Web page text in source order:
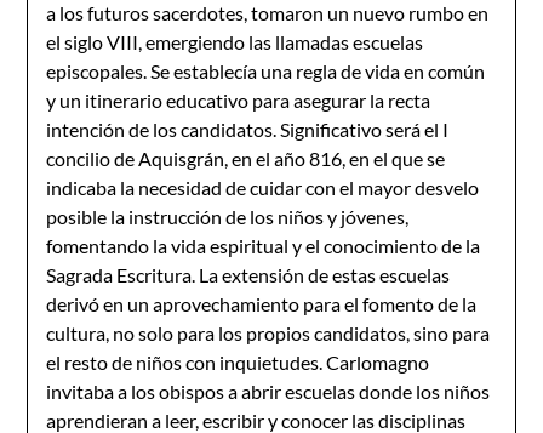
a los futuros sacerdotes, tomaron un nuevo rumbo en
el siglo VIII, emergiendo las llamadas escuelas
episcopales. Se establecía una regla de vida en común
y un itinerario educativo para asegurar la recta
intención de los candidatos. Significativo será el I
concilio de Aquisgrán, en el año 816, en el que se
indicaba la necesidad de cuidar con el mayor desvelo
posible la instrucción de los niños y jóvenes,
fomentando la vida espiritual y el conocimiento de la
Sagrada Escritura. La extensión de estas escuelas
derivó en un aprovechamiento para el fomento de la
cultura, no solo para los propios candidatos, sino para
el resto de niños con inquietudes. Carlomagno
invitaba a los obispos a abrir escuelas donde los niños
aprendieran a leer, escribir y conocer las disciplinas